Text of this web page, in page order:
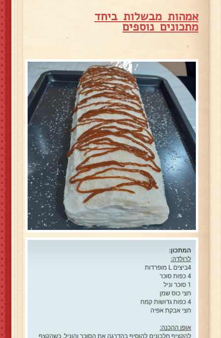
אמהות מבשלות ביחד
מתכונים נוספים